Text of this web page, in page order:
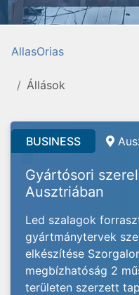
AllasOrias
Állások
BUSINESS
Gyártósori
Ausztriában
Led szalagok
gyártmánytervek
elkészítése
megbízhatóság 2
területen szerzett